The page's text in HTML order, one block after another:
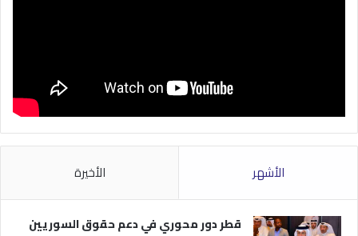
الأشهر الأخيرة
قطر دور محوري في دعم حقوق السوريين